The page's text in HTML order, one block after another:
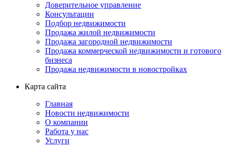
Доверительное управление
Консультации
Подбор недвижимости
Продажа жилой недвижимости
Продажа загородной недвижимости
Продажа коммерческой недвижимости и готового
бизнеса
Продажа недвижимости в новостройках
Карта сайта
Главная
Новости недвижимости
О компании
Работа у нас
Услуги